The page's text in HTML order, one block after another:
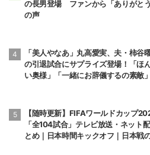
の長男登場 ファンから「ありがとう
の声
「美人やなあ」丸高愛実、夫・柿谷
の引退試合にサプライズ登場！「ほ
い奥様」「一緒にお辞儀するの素敵
【随時更新】FIFAワールドカップ
「全104試合」テレビ放送・ネット
とめ｜日本時間キックオフ｜日本戦